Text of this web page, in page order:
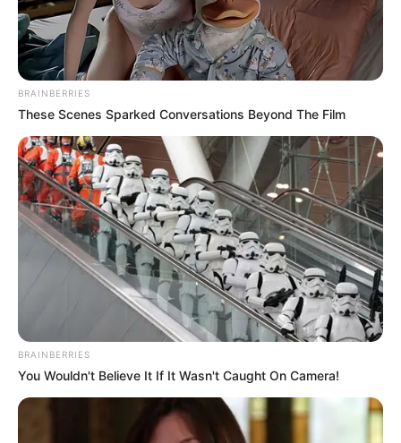
Freilichtspiele in Schwäbisch Hall (Theater)
Ludwigsburger Schlossfestspiele (Klassische Musi
k)
Burgfestspiele Stettenfels bei Heilbronn
Kapital- und Geldanlagen:
Wer sein Geld mit guter Rendite und geringem Risiko in
Anleihen, Aktien und Immobilien anlegen möchte, der
findet hier
Tipps für effektive Kapitalanlagen.
Veranstaltungen in den anderen Bundesländern:
Veranstaltungsübersichten nach Bundesländern
Ob Frühlingsbeginn, Osterfest,
BRAINBERRIES
These Scenes Sparked Conversations Beyond The Film
BRAINBERRIES
You Wouldn't Believe It If It Wasn't Caught On Camera!